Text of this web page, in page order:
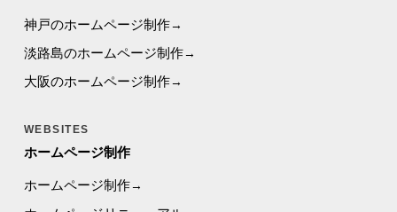
神戸のホームページ制作
淡路島のホームページ制作
大阪のホームページ制作
WEBSITES
ホームページ制作
ホームページ制作